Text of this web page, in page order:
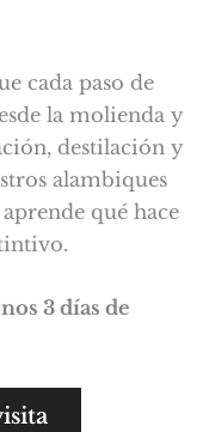
cada paso de
la molienda y
destilación y
alambiques
qué hace
3 días de